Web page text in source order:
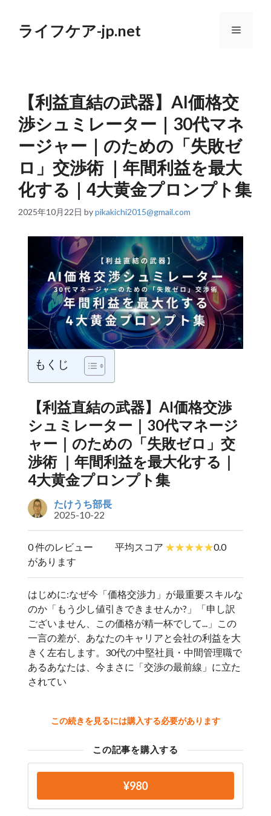
ライフケア-jp.net メ
ー
【利益直結の武器】AI価格交
渉シュミレーター｜30代マネ
ージャー｜のための「失敗ゼ
ロ」交渉術 ｜年間利益を最大
化する｜4大黄金プロンプト集
2025年10月22日 bypikakichi2015@gmail.com
もくじ
【利益直結の武器】AI価格交渉
シュミレーター｜30代マネージ
ャー｜のための「失敗ゼロ」交
渉術 ｜年間利益を最大化する｜
4大黄金プロンプト集
たけうち部長
2025-10-22
0 件のレビュー
があります
平均スコア 0.0
はじめに:なぜ今「価格交渉力」が最重要スキルな
のか「もう少し値引きできませんか?」「申し訳
ございません、この価格が精一杯でして...」この
一言の差が、あなたのキャリアと会社の利益を大
きく左右します。30代の中堅社員・中間管理職で
あるあなたは、今まさに「交渉の最前線」に立た
されてい
この続きを見るには購入する必要があります
この記事を購入する
¥980